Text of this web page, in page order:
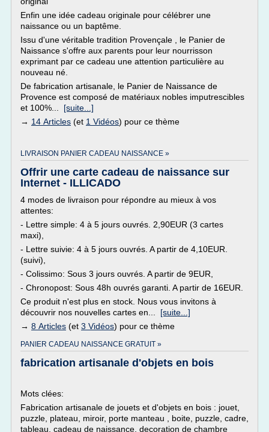
Enfin une idée cadeau originale pour célébrer une
naissance ou un baptême.
Issu d'une véritable tradition Provençale , le Panier de
Naissance s'offre aux parents pour leur nourrisson
exprimant par ce cadeau une attention particulière au
nouveau né.
De fabrication artisanale, le Panier de Naissance de
Provence est composé de matériaux nobles imputrescibles
et 100%... [suite...]
→ 14 Articles (et 1 Vidéos) pour ce thème
LIVRAISON PANIER CADEAU NAISSANCE »
Offrir une carte cadeau de naissance sur
Internet - ILLICADO
4 modes de livraison pour répondre au mieux à vos
attentes:
- Lettre simple: 4 à 5 jours ouvrés. 2,90EUR (3 cartes
maxi),
- Lettre suivie: 4 à 5 jours ouvrés. A partir de 4,10EUR.
(suivi),
- Colissimo: Sous 3 jours ouvrés. A partir de 9EUR,
- Chronopost: Sous 48h ouvrés garanti. A partir de 16EUR.
Ce produit n'est plus en stock. Nous vous invitons à
découvrir nos nouvelles cartes en... [suite...]
→ 8 Articles (et 3 Vidéos) pour ce thème
PANIER CADEAU NAISSANCE GRATUIT »
fabrication artisanale d'objets en bois
Mots clées:
Fabrication artisanale de jouets et d'objets en bois : jouet,
puzzle, plateau, miroir, porte manteau , boite, puzzle, cadre,
tableau, cadeau de naissance, decoration de chambre